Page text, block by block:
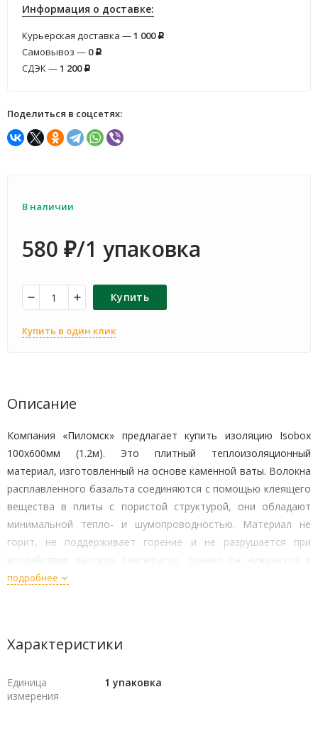
Информация о доставке:
Курьерская доставка —1 000 Р
Самовывоз — 0 Р
СДЭК —1 200 Р
Поделиться в соцсетях:
В наличии
580 ₽/1 упаковка
Купить
Купить в один клик
Описание
Компания «Пиломск» предлагает купить изоляцию Isobox
100x600мм (1.2м). Это плитный теплоизоляционный
материал, изготовленный на основе каменной ваты. Волокна
расплавленного базальта соединяются с помощью клеящего
вещества в плиты с пористой структурой, они обладают
минимальной тепло- и шумопроводностью. Материал не
горит, не поддерживает горение и не разрушается при
воздействии высоких температур, однако он нуждается в
обязательной внешней защите от влаги.
экологичности, он не подвержен гниению.
Способы применения
подробнее
Характеристики
Единица
измерения
1 упаковка